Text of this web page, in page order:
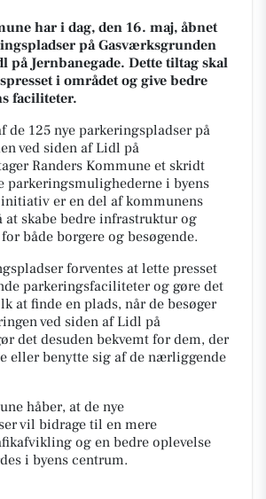
har i dag, den 16. maj, åbnet
på Gasværksgrunden
på Jernbanegade. Dette tiltag skal
i området og give bedre
faciliteter.
de 125 nye parkeringspladser på
ved siden af Lidl på
Randers Kommune et skridt
parkeringsmulighederne i byens
er en del af kommunens
at skabe bedre infrastruktur og
både borgere og besøgende.
forventes at lette presset
parkeringsfaciliteter og gøre det
at finde en plads, når de besøger
ved siden af Lidl på
det desuden bekvemt for dem, der
eller benytte sig af de nærliggende
håber, at de nye
vil bidrage til en mere
og en bedre oplevelse
i byens centrum.